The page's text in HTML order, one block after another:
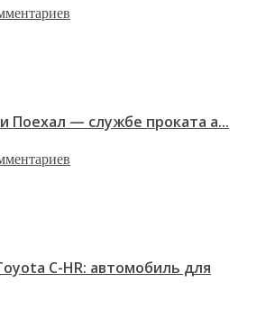
Поехал — службе проката а...
C-HR: автомобиль для